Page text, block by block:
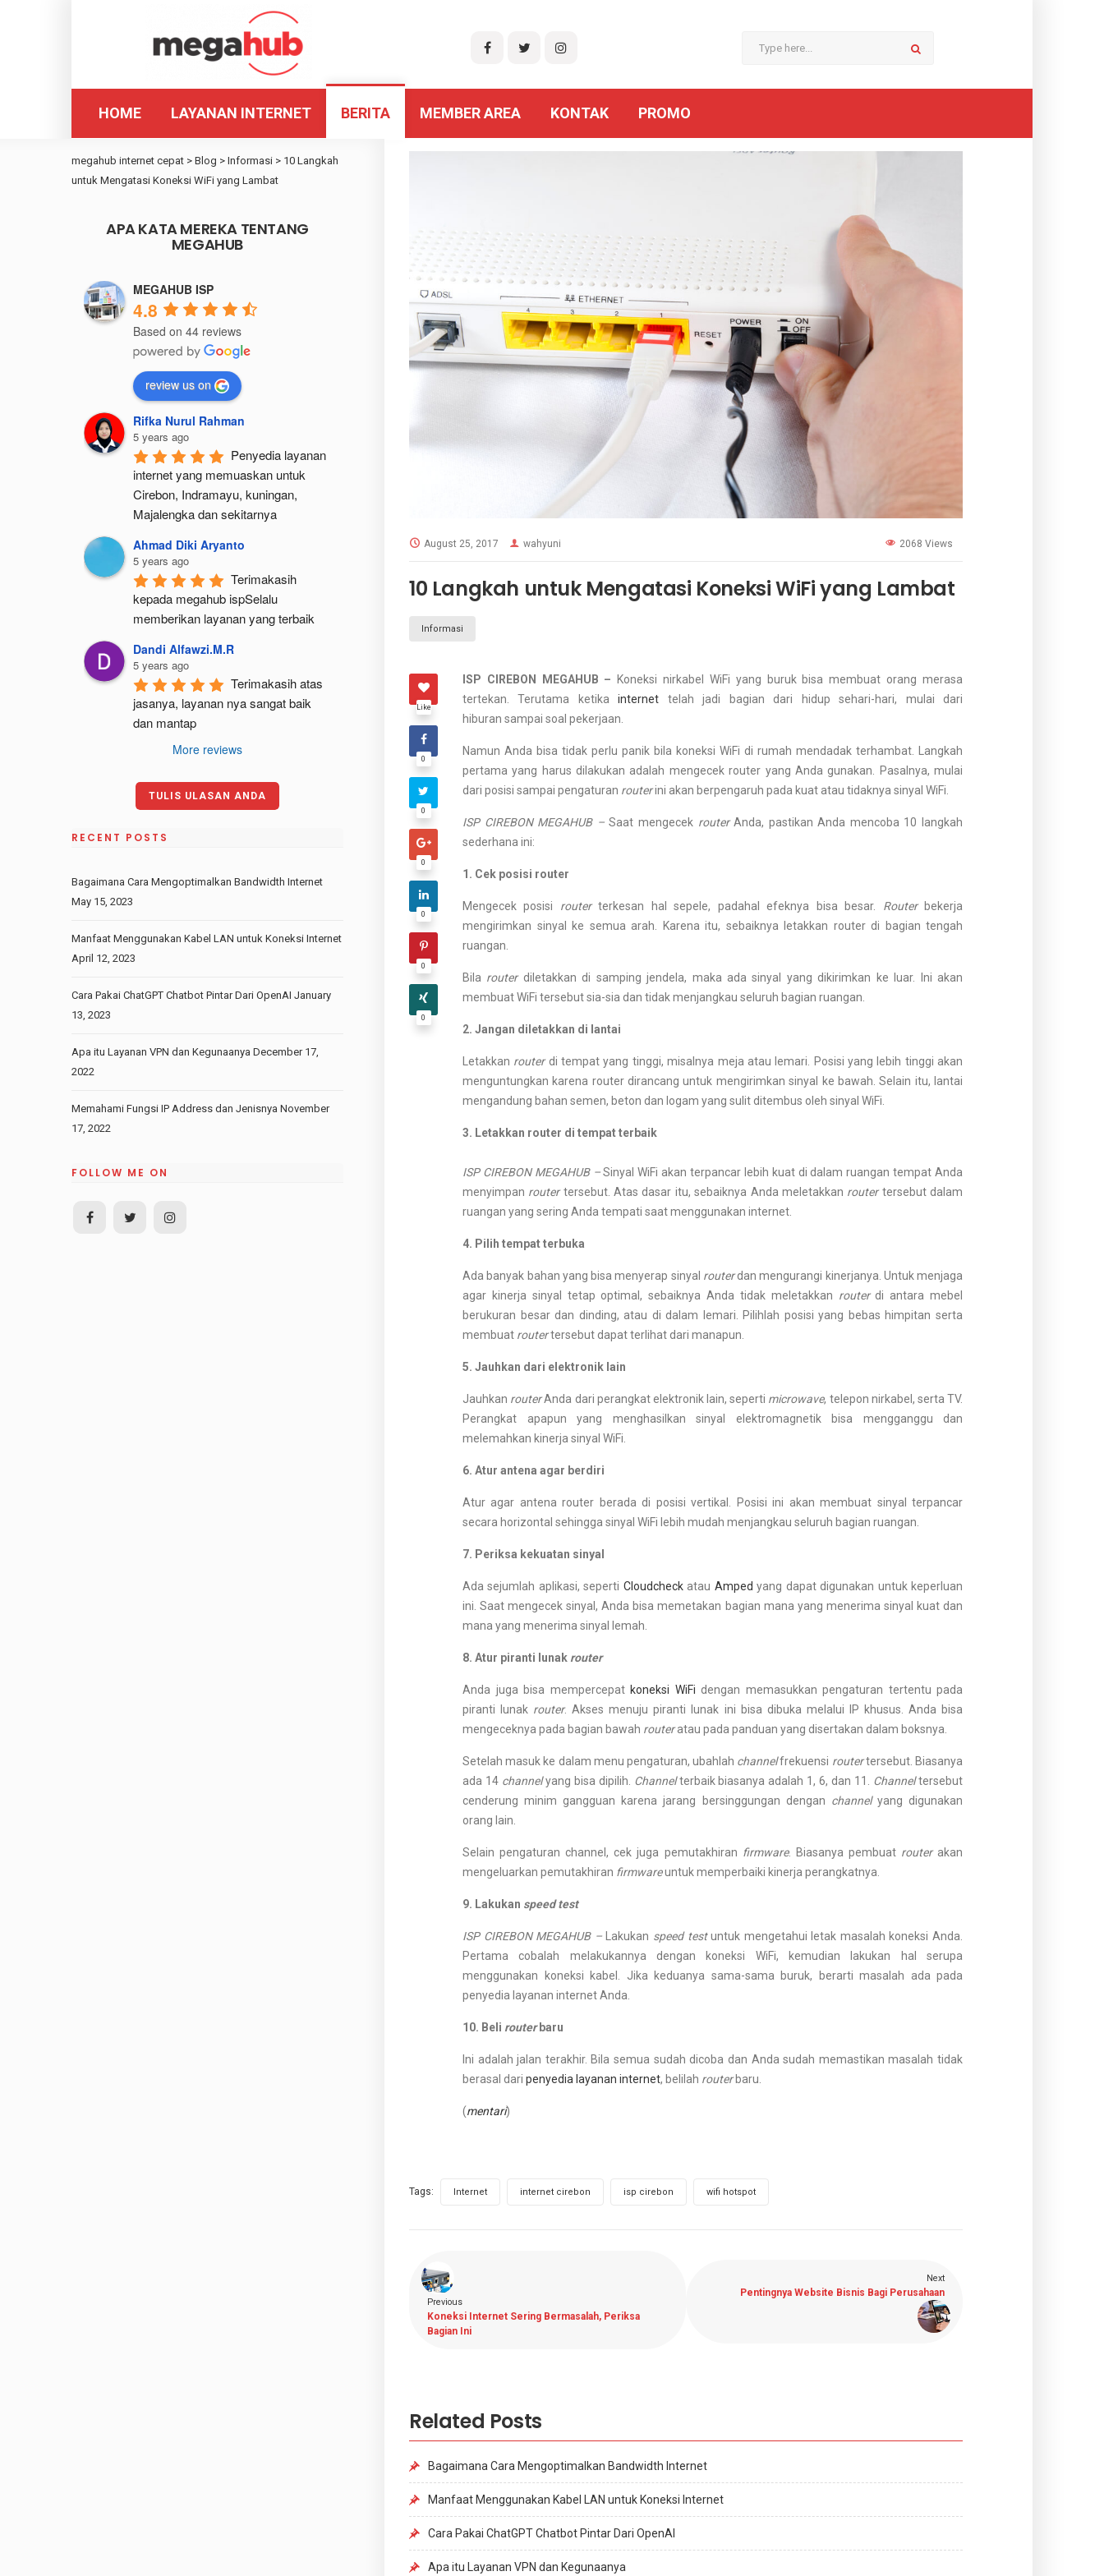
HOME LAYANAN INTERNET BERITA MEMBER AREA KONTAK PROMO
August 25, 2017 wahyuni 2068 Views
10 Langkah untuk Mengatasi Koneksi WiFi yang Lambat
Informasi
ISP CIREBON MEGAHUB – Koneksi nirkabel WiFi yang buruk bisa membuat orang merasa
tertekan. Terutama ketikainternet telah jadi bagian dari hidup sehari-hari, mulai dari
hiburan sampai soal pekerjaan.
Namun Anda bisa tidak perlu panik bila koneksi WiFi di rumah mendadak terhambat. Langkah
pertama yang harus dilakukan adalah mengecek router yang Anda gunakan. Pasalnya, mulai
dari posisi sampai pengaturan routerini akan berpengaruh pada kuat atau tidaknya sinyal WiFi.
ISP CIREBON MEGAHUB –Saat mengecek routerAnda, pastikan Anda mencoba 10 langkah
sederhana ini:
1. Cek posisi router
Mengecek posisi routerterkesan hal sepele, padahal efeknya bisa besar. Routerbekerja
mengirimkan sinyal ke semua arah. Karena itu, sebaiknya letakkan router di bagian tengah
ruangan.
Bila routerdiletakkan di samping jendela, maka ada sinyal yang dikirimkan ke luar. Ini akan
membuat WiFi tersebut sia-sia dan tidak menjangkau seluruh bagian ruangan.
2. Jangan diletakkan di lantai
Letakkan routerdi tempat yang tinggi, misalnya meja atau lemari. Posisi yang lebih tinggi akan
menguntungkan karena router dirancang untuk mengirimkan sinyal ke bawah. Selain itu, lantai
mengandung bahan semen, beton dan logam yang sulit ditembus oleh sinyal WiFi.
3. Letakkan router di tempat terbaik
ISP CIREBON MEGAHUB –Sinyal WiFi akan terpancar lebih kuat di dalam ruangan tempat Anda
menyimpan routertersebut. Atas dasar itu, sebaiknya Anda meletakkan routertersebut dalam
ruangan yang sering Anda tempati saat menggunakan internet.
4. Pilih tempat terbuka
Ada banyak bahan yang bisa menyerap sinyal routerdan mengurangi kinerjanya. Untuk menjaga
agar kinerja sinyal tetap optimal, sebaiknya Anda tidak meletakkan routerdi antara mebel
berukuran besar dan dinding, atau di dalam lemari. Pilihlah posisi yang bebas himpitan serta
membuat routertersebut dapat terlihat dari manapun.
5. Jauhkan dari elektronik lain
Jauhkan routerAnda dari perangkat elektronik lain, seperti microwave, telepon nirkabel, serta TV.
Perangkat apapun yang menghasilkan sinyal elektromagnetik bisa mengganggu dan
melemahkan kinerja sinyal WiFi.
6. Atur antena agar berdiri
Atur agar antena router berada di posisi vertikal. Posisi ini akan membuat sinyal terpancar
secara horizontal sehingga sinyal WiFi lebih mudah menjangkau seluruh bagian ruangan.
7. Periksa kekuatan sinyal
Ada sejumlah aplikasi, seperti Cloudcheckatau Amped yang dapat digunakan untuk keperluan
ini. Saat mengecek sinyal, Anda bisa memetakan bagian mana yang menerima sinyal kuat dan
mana yang menerima sinyal lemah.
8. Atur piranti lunak router
Anda juga bisa mempercepat koneksi WiFi dengan memasukkan pengaturan tertentu pada
piranti lunak router. Akses menuju piranti lunak ini bisa dibuka melalui IP khusus. Anda bisa
mengeceknya pada bagian bawah routeratau pada panduan yang disertakan dalam boksnya.
Setelah masuk ke dalam menu pengaturan, ubahlah channelfrekuensi routertersebut. Biasanya
ada 14 channelyang bisa dipilih. Channelterbaik biasanya adalah 1, 6, dan 11. Channeltersebut
cenderung minim gangguan karena jarang bersinggungan dengan channelyang digunakan
orang lain.
Selain pengaturan channel, cek juga pemutakhiran firmware. Biasanya pembuat routerakan
mengeluarkan pemutakhiran firmwareuntuk memperbaiki kinerja perangkatnya.
9. Lakukan speed test
ISP CIREBON MEGAHUB – Lakukan speed testuntuk mengetahui letak masalah koneksi Anda.
Pertama cobalah melakukannya dengan koneksi WiFi, kemudian lakukan hal serupa
menggunakan koneksi kabel. Jika keduanya sama-sama buruk, berarti masalah ada pada
penyedia layanan internet Anda.
10. Beli routerbaru
Ini adalah jalan terakhir. Bila semua sudah dicoba dan Anda sudah memastikan masalah tidak
berasal dari penyedia layanan internet, belilah routerbaru.
(mentari)
Like
0
0
0
0
0
0
Tags: Internet internet cirebon isp cirebon wifi hotspot
Previous
Koneksi Internet Sering Bermasalah, Periksa
Bagian Ini
Next
Pentingnya Website Bisnis Bagi Perusahaan
Related Posts
Bagaimana Cara Mengoptimalkan Bandwidth Internet
Manfaat Menggunakan Kabel LAN untuk Koneksi Internet
Cara Pakai ChatGPT Chatbot Pintar Dari OpenAI
Apa itu Layanan VPN dan Kegunaanya
megahub internet cepat > Blog > Informasi > 10 Langkah
untuk Mengatasi Koneksi WiFi yang Lambat
APA KATA MEREKA TENTANG
MEGAHUB
MEGAHUB ISP
4.8
Based on 44 reviews
review us on
Rifka Nurul Rahman
5 years ago
Penyedia layanan
internet yang memuaskan untuk
Cirebon, Indramayu, kuningan,
Majalengka dan sekitarnya
Ahmad Diki Aryanto
5 years ago
Terimakasih
kepada megahub ispSelalu
memberikan layanan yang terbaik
Dandi Alfawzi.M.R
5 years ago
Terimakasih atas
jasanya, layanan nya sangat baik
dan mantap
More reviews
TULIS ULASAN ANDA
RECENT POSTS
Bagaimana Cara Mengoptimalkan Bandwidth Internet
May 15, 2023
Manfaat Menggunakan Kabel LAN untuk Koneksi Internet
April 12, 2023
Cara Pakai ChatGPT Chatbot Pintar Dari OpenAI January
13, 2023
Apa itu Layanan VPN dan Kegunaanya December 17,
2022
Memahami Fungsi IP Address dan Jenisnya November
17, 2022
FOLLOW ME ON